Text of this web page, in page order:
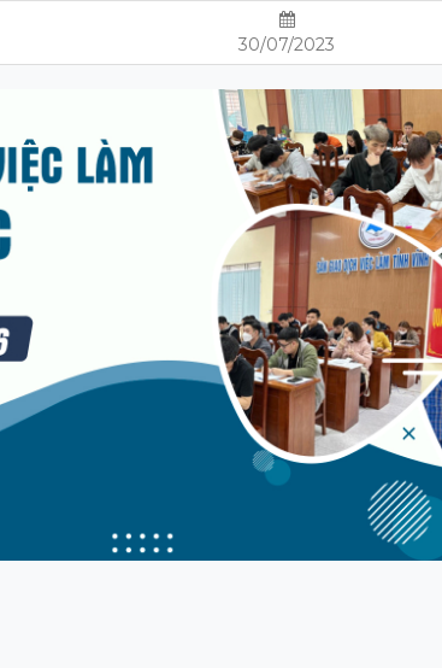
30/07/2023